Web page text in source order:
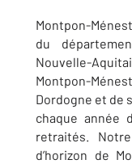
Montpon-
du
Nouvelle-
Montpon-
Dordogne et de
chaque année
retraités.
d’horizon de